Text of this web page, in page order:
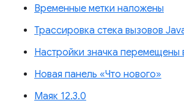
Временные метки наложены
Трассировка стека вызовов
Настройки значка перемещены
Новая панель «Что нового»
Маяк 12.3.0